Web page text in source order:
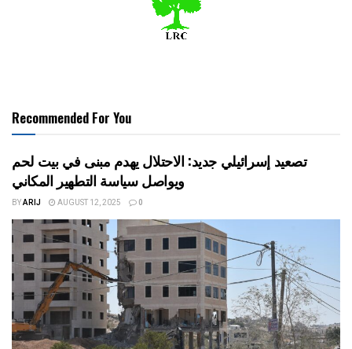
Recommended For You
تصعيد إسرائيلي جديد: الاحتلال يهدم مبنى في بيت لحم
ويواصل سياسة التطهير المكاني
BYARIJ AUGUST 12, 2025 0